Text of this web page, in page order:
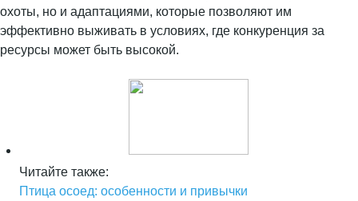
охоты, но и адаптациями, которые позволяют им
эффективно выживать в условиях, где конкуренция за
ресурсы может быть высокой.
Читайте также:
Птица осоед: особенности и привычки